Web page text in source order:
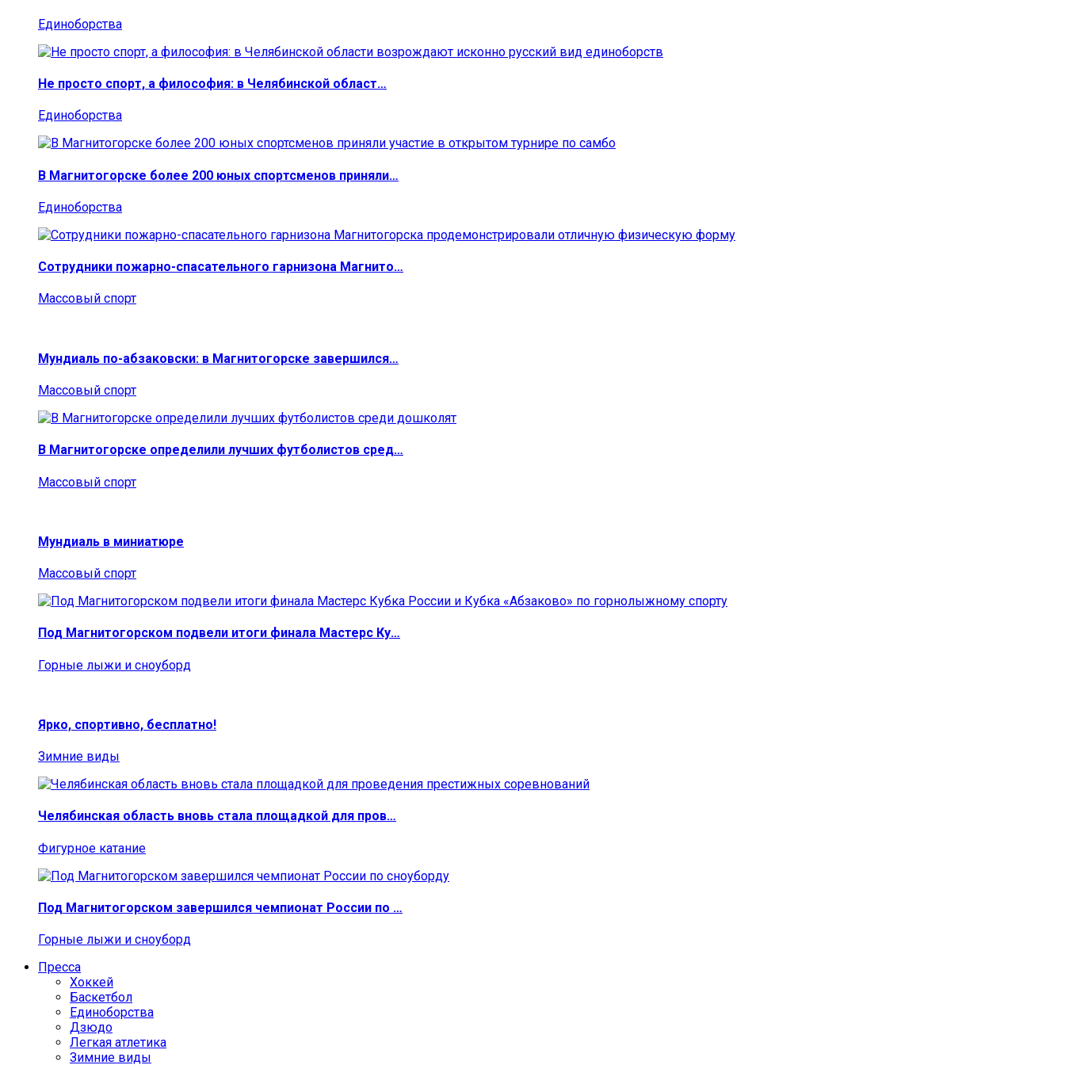
Единоборства
Не просто спорт, а философия: в Челябинской област…
Единоборства
В Магнитогорске более 200 юных спортсменов приняли…
Единоборства
Сотрудники пожарно-спасательного гарнизона Магнито…
Массовый спорт
Мундиаль по-абзаковски: в Магнитогорске завершился…
Массовый спорт
В Магнитогорске определили лучших футболистов сред…
Массовый спорт
Мундиаль в миниатюре
Массовый спорт
Под Магнитогорском подвели итоги финала Мастерс Ку…
Горные лыжи и сноуборд
Ярко, спортивно, бесплатно!
Зимние виды
Челябинская область вновь стала площадкой для пров…
Фигурное катание
Под Магнитогорском завершился чемпионат России по …
Горные лыжи и сноуборд
Пресса
Хоккей
Баскетбол
Единоборства
Дзюдо
Легкая атлетика
Зимние виды